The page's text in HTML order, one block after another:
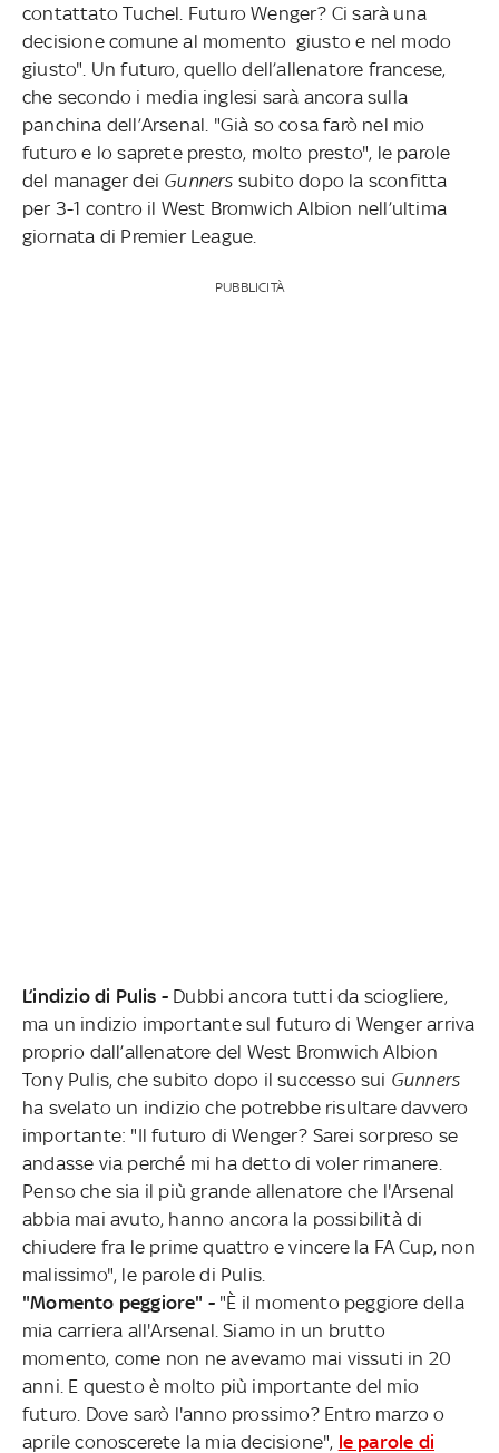
contattato Tuchel. Futuro Wenger? Ci sarà una
decisione comune al momento giusto e nel modo
giusto". Un futuro, quello dell’allenatore francese,
che secondo i media inglesi sarà ancora sulla
panchina dell’Arsenal. "Già so cosa farò nel mio
futuro e lo saprete presto, molto presto", le parole
del manager dei Gunners subito dopo la sconfitta
per 3-1 contro il West Bromwich Albion nell’ultima
giornata di Premier League.
PUBBLICITÀ
L’indizio di Pulis - Dubbi ancora tutti da sciogliere,
ma un indizio importante sul futuro di Wenger arriva
proprio dall’allenatore del West Bromwich Albion
Tony Pulis, che subito dopo il successo sui Gunners
ha svelato un indizio che potrebbe risultare davvero
importante: "Il futuro di Wenger? Sarei sorpreso se
andasse via perché mi ha detto di voler rimanere.
Penso che sia il più grande allenatore che l'Arsenal
abbia mai avuto, hanno ancora la possibilità di
chiudere fra le prime quattro e vincere la FA Cup, non
malissimo", le parole di Pulis.
"Momento peggiore" - "È il momento peggiore della
mia carriera all'Arsenal. Siamo in un brutto
momento, come non ne avevamo mai vissuti in 20
anni. E questo è molto più importante del mio
futuro. Dove sarò l'anno prossimo? Entro marzo o
aprile conoscerete la mia decisione", le parole di